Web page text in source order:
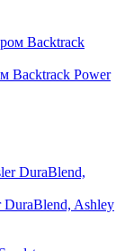
Backtrack Power
DuraBlend, Ashley